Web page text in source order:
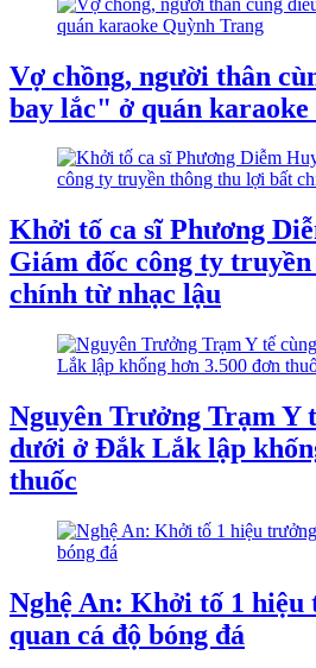
Vợ chồng, người thân
bay lắc" ở quán
Khởi tố ca sĩ Phương
Giám đốc công ty
chính từ nhạc lậu
Nguyên Trưởng Trạm Y
dưới ở Đắk Lắk lập
thuốc
Nghệ An: Khởi tố 1 hiệu
quan cá độ bóng đá